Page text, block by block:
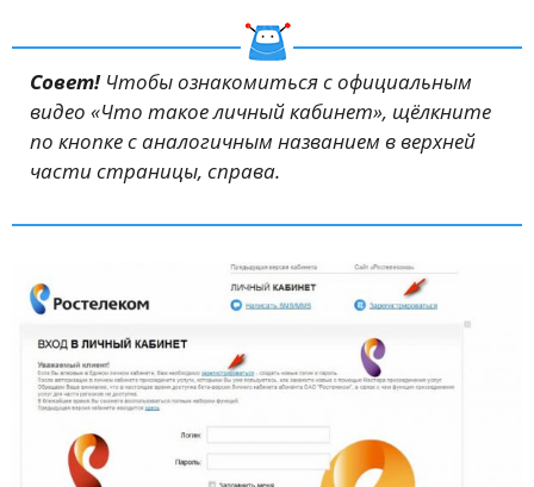
Совет!Чтобы ознакомиться с официальным
видео «Что такое личный кабинет», щёлкните
по кнопке с аналогичным названием в верхней
части страницы, справа.